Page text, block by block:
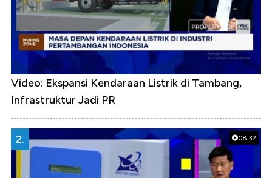
Video: Ekspansi Kendaraan Listrik di Tambang,
Infrastruktur Jadi PR
08:32
2.